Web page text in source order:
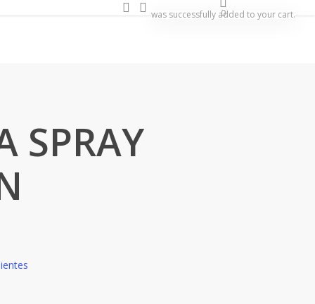
search 0
was successfully added to your cart.
SPRAY